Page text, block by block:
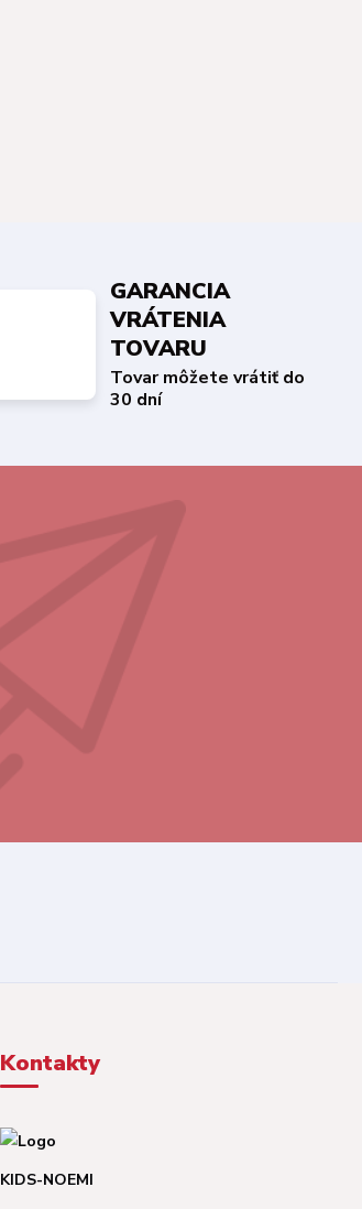
GARANCIA
VRÁTENIA
TOVARU
Tovar môžete vrátiť do
30 dní
Kontakty
KIDS-NOEMI